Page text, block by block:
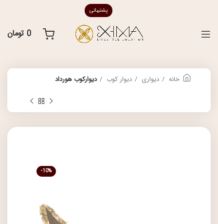
پشتیبانی
0 تومان
خانه دیواری دیوار کوب دیوارکوب هورداد
-10%